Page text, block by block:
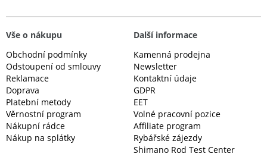
Vše o nákupu
Obchodní podmínky
Odstoupení od smlouvy
Reklamace
Doprava
Platební metody
Věrnostní program
Nákupní rádce
Nákup na splátky
Další informace
Kamenná prodejna
Newsletter
Kontaktní údaje
GDPR
EET
Volné pracovní pozice
Affiliate program
Rybářské zájezdy
Shimano Rod Test Center